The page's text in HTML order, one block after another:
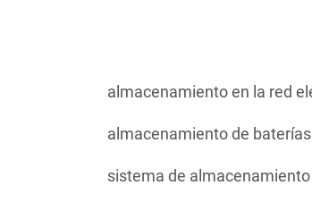
almacenamiento en la red
almacenamiento de
sistema de